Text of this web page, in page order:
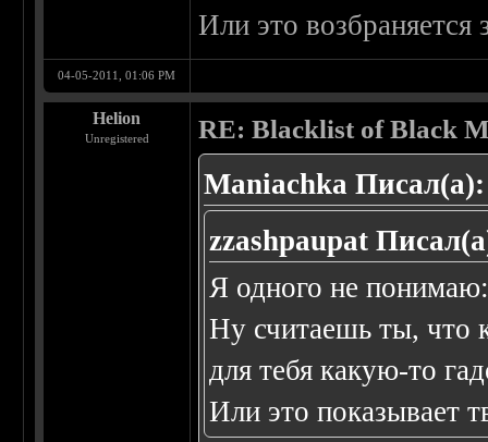
Или это возбраняется
04-05-2011, 01:06 PM
Helion
Unregistered RE: Blacklist of Black
Maniachka Писал(а):
zzashpaupat
Я одного не
Ну считаешь ты, что
для тебя какую-то
Или это показывает